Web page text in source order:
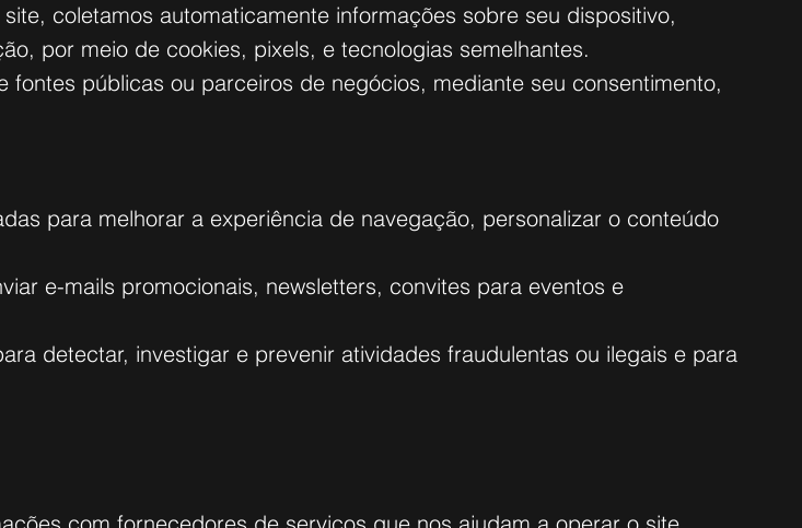
coletamos automaticamente informações sobre seu dispositivo,
por meio de cookies, pixels, e tecnologias semelhantes.
públicas ou parceiros de negócios, mediante seu consentimento,
para melhorar a experiência de navegação, personalizar o conteúdo
e-mails promocionais, newsletters, convites para eventos e
detectar, investigar e prevenir atividades fraudulentas ou ilegais e para